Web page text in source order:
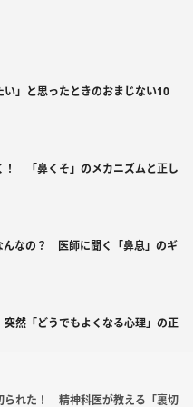
い」と思ったときのおまじない10
！ 「鼻くそ」のメカニズムと正し
んなの？ 医師に聞く「鼻息」のギ
然「どうでもよくなる心理」の正
られた！ 精神科医が教える「裏切